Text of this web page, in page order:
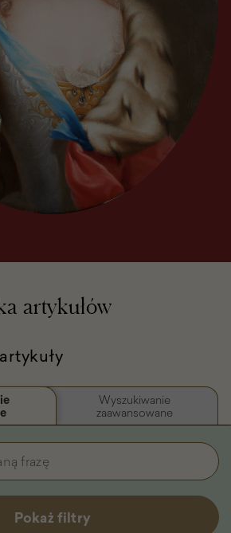
artykułów
Wyszukiwanie
zaawansowane
Pokaż filtry